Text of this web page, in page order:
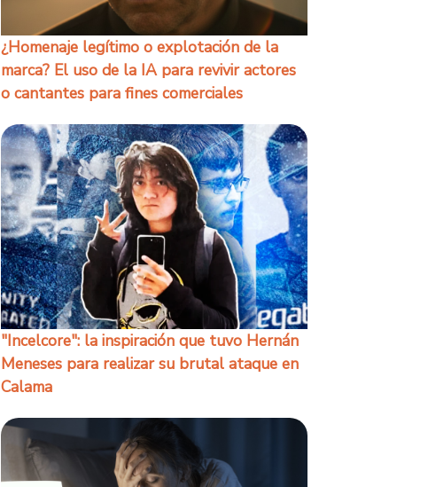
¿Homenaje legítimo o explotación de la
marca? El uso de la IA para revivir actores
o cantantes para fines comerciales
"Incelcore": la inspiración que tuvo Hernán
Meneses para realizar su brutal ataque en
Calama